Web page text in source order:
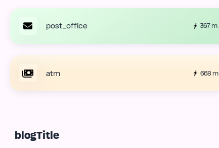
post_office 367 m
atm 668 m
blogTitle